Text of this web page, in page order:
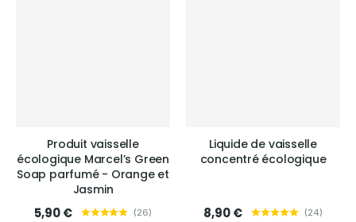
Produit vaisselle
écologique Marcel’s Green
Soap parfumé - Orange et
Jasmin
5,90 € (26)
Liquide de vaisselle
concentré écologique
8,90 € (24)